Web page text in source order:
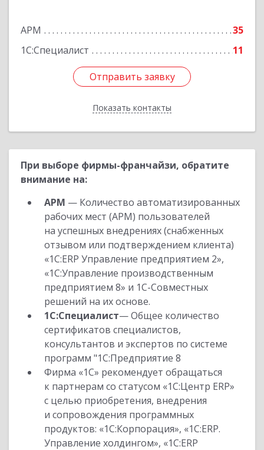
АРМ
35
1С:Специалист
11
Отправить заявку
Показать контакты
Подробнее
Отправить заявку
Назад
При выборе фирмы-франчайзи, обратите
внимание на:
АРМ — Количество автоматизированных
рабочих мест (АРМ) пользователей
на успешных внедрениях (снабженных
отзывом или подтверждением клиента)
«1С:ERP Управление предприятием 2»,
«1С:Управление производственным
предприятием 8» и 1С-Совместных
решений на их основе.
1С:Специалист— Общее количество
сертификатов специалистов,
консультантов и экспертов по системе
программ "1С:Предприятие 8
Фирма «1С» рекомендует обращаться
к партнерам со статусом «1С:Центр ERP»
с целью приобретения, внедрения
и сопровождения программных
продуктов: «1С:Корпорация», «1С:ERP.
Управление холдингом», «1С:ERP